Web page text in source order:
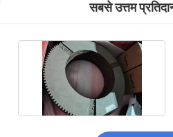
सबसे उत्तम